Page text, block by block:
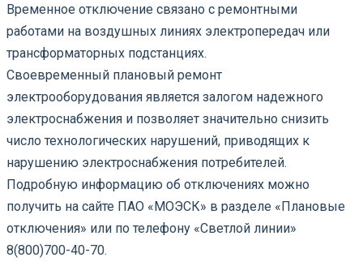
Временное отключение связано с ремонтными
работами на воздушных линиях электропередач или
трансформаторных подстанциях.
Своевременный плановый ремонт
электрооборудования является залогом надежного
электроснабжения и позволяет значительно снизить
число технологических нарушений, приводящих к
нарушению электроснабжения потребителей.
Подробную информацию об отключениях можно
получить на сайте ПАО «МОЭСК» в разделе «Плановые
отключения» или по телефону «Светлой линии»
8(800)700-40-70.